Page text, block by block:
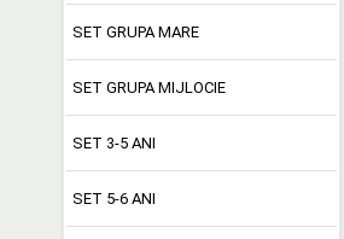
SET GRUPA MARE
SET GRUPA MIJLOCIE
SET 3-5 ANI
SET 5-6 ANI